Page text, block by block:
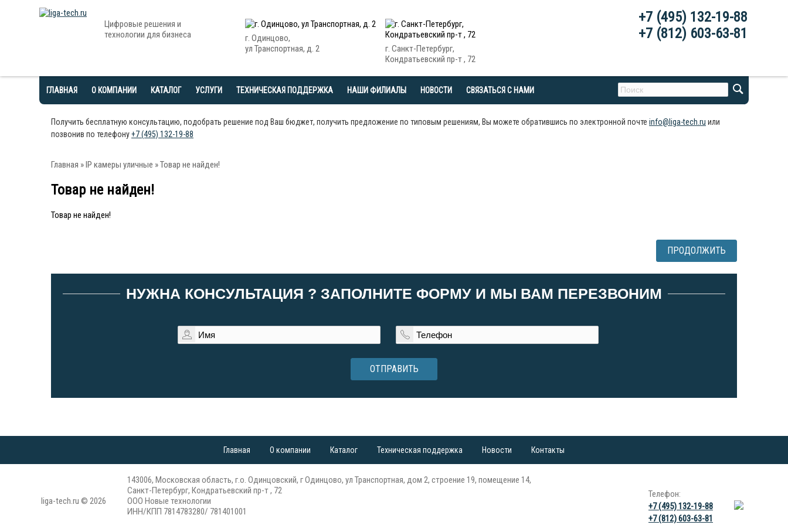
+7 (495) 132-19-88
+7 (812) 603-63-81
Цифровые решения и
технологии для бизнеса
г. Одинцово,
ул Транспортная, д. 2
г. Санкт-Петербург,
Кондратьевский пр-т , 72
ГЛАВНАЯ О КОМПАНИИ КАТАЛОГ УСЛУГИ ТЕХНИЧЕСКАЯ ПОДДЕРЖКА НАШИ ФИЛИАЛЫ НОВОСТИ СВЯЗАТЬСЯ С НАМИ
Получить бесплатную консультацию, подобрать решение под Ваш бюджет, получить предложение по типовым решениям, Вы можете обратившись по электронной почте info@liga-tech.ru или
позвонив по телефону+7 (495) 132-19-88
Главная »IP камеры уличные » Товар не найден!
Товар не найден!
Товар не найден!
ПРОДОЛЖИТЬ
НУЖНА КОНСУЛЬТАЦИЯ ? ЗАПОЛНИТЕ ФОРМУ И МЫ ВАМ ПЕРЕЗВОНИМ
ОТПРАВИТЬ
Главная О компании Каталог Техническая поддержка Новости Контакты
liga-tech.ru © 2026
143006, Московская область, г.о. Одинцовский, г Одинцово, ул Транспортная, дом 2, строение 19, помещение 14,
Санкт-Петербург, Кондратьевский пр-т , 72
ООО Новые технологии
ИНН/КПП 7814783280/ 781401001
Телефон:
+7 (495) 132-19-88
+7 (812) 603-63-81